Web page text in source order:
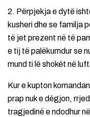
2. Përpjekja e dytë
kusheri dhe se familja
të jet prezent në të
e tij të palëkumdur se
mund ti lë shokët në
Kur e kupton
prap nuk e dëgjon,
tragjedinë e ndodhur